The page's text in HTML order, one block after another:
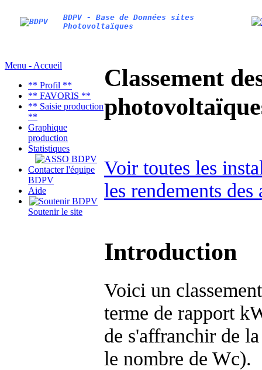
BDPV - Base de Données sites
Photovoltaïques
Menu - Accueil
** Profil **
** FAVORIS **
** Saisie production
**
Graphique
production
Statistiques
Contacter l'équipe
BDPV
Aide
Soutenir le site
Classement
Voir toutes les
les rendements des
Introduction
Voici un
terme de rapport
de s'affranchir de
le nombre de Wc).